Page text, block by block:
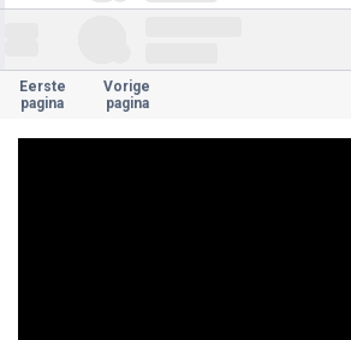
Eerste
pagina
Vorige
pagina